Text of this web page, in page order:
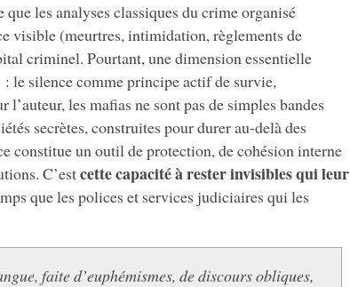
les analyses classiques du crime organisé
visible (meurtres, intimidation, règlements de
criminel. Pourtant, une dimension essentielle
: le silence comme principe actif de survie,
l’auteur, les mafias ne sont pas de simples bandes
secrètes, construites pour durer au-delà des
constitue un outil de protection, de cohésion interne
C’estcette capacité à rester invisibles qui leur
que les polices et services judiciaires qui les
faite d’euphémismes, de discours obliques,